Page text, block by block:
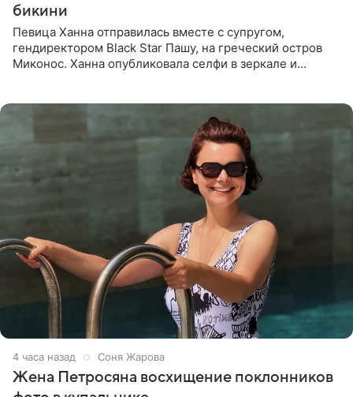
бикини
Певица Ханна отправилась вместе с супругом,
гендиректором Black Star Пашу, на греческий остров
Миконос. Ханна опубликовала селфи в зеркале и
4 часа назад Соня Жарова
Жена Петросяна восхищение поклонников